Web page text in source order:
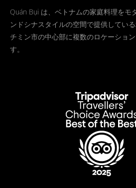
Quán Bụi は、ベトナムの家庭料理をモ
ンドシナスタイルの空間で提供してい
チミン市の中心部に複数のロケーショ
す。